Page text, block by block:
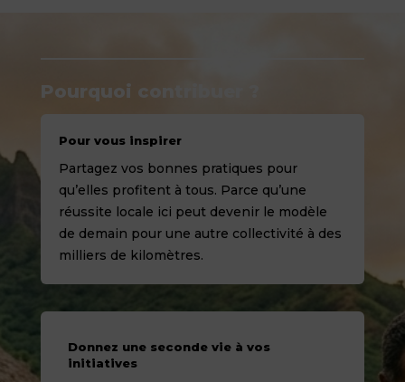
Pourquoi contribuer ?
Pour vous inspirer
Partagez vos bonnes pratiques pour
qu’elles profitent à tous. Parce qu’une
réussite locale ici peut devenir le modèle
de demain pour une autre collectivité à des
milliers de kilomètres.
Donnez une seconde vie à vos
initiatives